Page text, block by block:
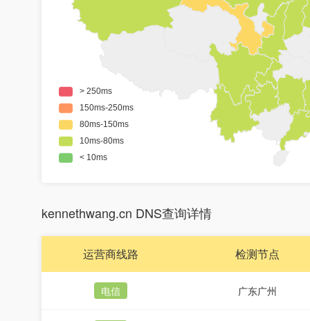
kennethwang.cn DNS查询详情
运营商线路 检测节点
电信 广东广州